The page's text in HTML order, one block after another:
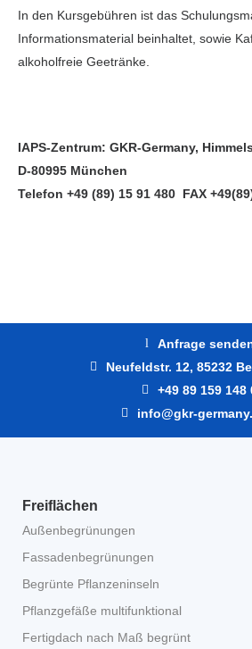
In den Kursgebühren ist das
Informationsmaterial beinhaltet, sowie
alkoholfreie Geetränke.
IAPS-Zentrum: GKR-Germany,
D-80995 München
Telefon +49 (89) 15 91 480 FAX
Anfrage
Neufeldstr. 12, 85232
+49 89 159 148
info@gkr-
Freiflächen
Außenbegrünungen
Fassadenbegrünungen
Begrünte Pflanzeninseln
Pflanzgefäße multifunktional
Fertigdach nach Maß begrünt